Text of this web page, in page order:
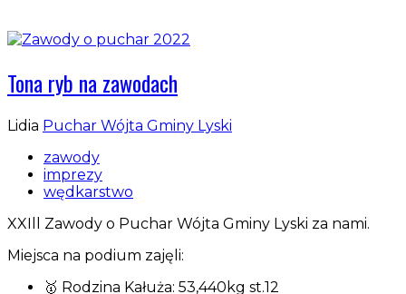
Tona ryb na zawodach
Lidia Puchar Wójta Gminy Lyski
zawody
imprezy
wędkarstwo
XXIll Zawody o Puchar Wójta Gminy Lyski za nami.
Miejsca na podium zajęli:
🥇 Rodzina Kałuża: 53,440kg st.12